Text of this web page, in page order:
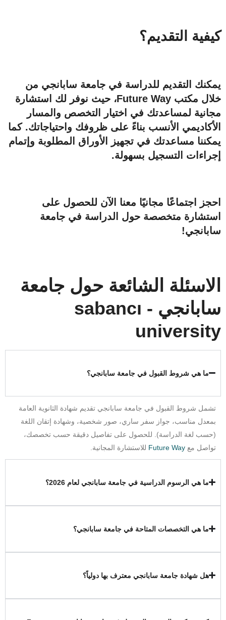
كيفية التقديم؟
يمكنك التقديم للدراسة في جامعة سابانجي من
خلال مكتب Future Way، حيث نوفر لك استشارة
مجانية لمساعدتك في اختيار التخصص والمسار
الأكاديمي الأنسب بناءً على ظروفك واحتياجاتك. كما
يمكننا مساعدتك في تجهيز الأوراق المطلوبة وإتمام
إجراءات التسجيل بسهولة.
احجز اجتماعًا مجانيًا معنا الآن للحصول على
استشارة متخصصة حول الدراسة في جامعة
سابانجي!
الاسئلة الشائعة حول جامعة
سابانجي - sabancı
university
ما هي شروط القبول في جامعة سابانجي؟
تشمل شروط القبول في جامعة سابانجي تقديم شهادة الثانوية العامة
بمعدل مناسب، جواز سفر ساري، صور شخصية، وشهادة إتقان اللغة
(حسب لغة الدراسة). للحصول على تفاصيل دقيقة حسب تخصصك،
تواصل مع Future Way للاستشارة المجانية.
ما هي الرسوم الدراسية في جامعة سابانجي لعام 2026؟
ما هي التخصصات المتاحة في جامعة سابانجي؟
هل شهادة جامعة سابانجي معترف بها دولياً؟